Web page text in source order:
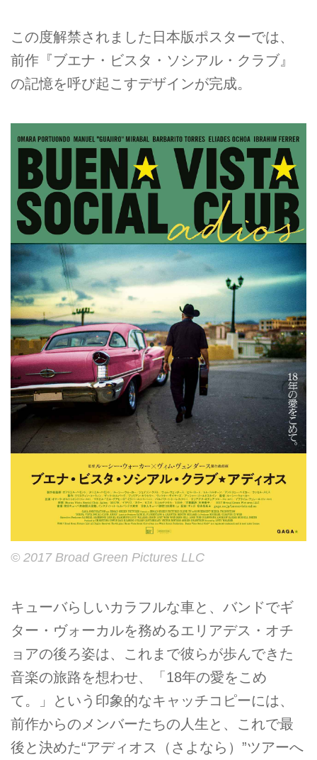
この度解禁されました日本版ポスターでは、
前作『ブエナ・ビスタ・ソシアル・クラブ』
の記憶を呼び起こすデザインが完成。
© 2017 Broad Green Pictures LLC
キューバらしいカラフルな車と、バンドでギ
ター・ヴォーカルを務めるエリアデス・オチ
ョアの後ろ姿は、これまで彼らが歩んできた
音楽の旅路を想わせ、「18年の愛をこめ
て。」という印象的なキャッチコピーには、
前作からのメンバーたちの人生と、これで最
後と決めた“アディオス（さよなら）”ツアーへ